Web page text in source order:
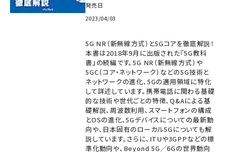
発売日
2023/04/03
5G NR（新無線方式）と5Gコアを徹底解説！
本書は2018年9月に出版された『5G教科
書』の続編です。5G NR（新無線方式）や
5GC（コア・ネットワーク）などの5G技術と
ネットワークの進化、5Gの適用領域に特化
して詳述しています。携帯電話に関わる基礎
的な技術や世代ごとの特徴、Q&Aによる基
礎解説、周波数利用、スマートフォンの構成
とOSの進化、5Gデバイスについての最新動
向や、日本固有のローカル5Gについても解
説しています。さらに、ITUや3GPPなどの標
準化動向や、Beyond 5G／6Gの世界動向